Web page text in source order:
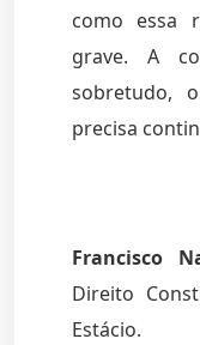
como essa
grave. A
sobretudo,
precisa
Francisco
Direito
Estácio.